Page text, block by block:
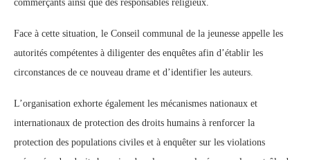
commerçants ainsi que des responsables religieux.
Face à cette situation, le Conseil communal de la jeunesse appelle les
autorités compétentes à diligenter des enquêtes afin d’établir les
circonstances de ce nouveau drame et d’identifier les auteurs.
L’organisation exhorte également les mécanismes nationaux et
internationaux de protection des droits humains à renforcer la
protection des populations civiles et à enquêter sur les violations